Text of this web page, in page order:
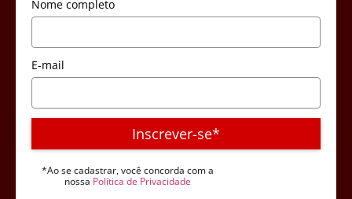
Nome completo
E-mail
Inscrever-se*
*Ao se cadastrar, você concorda com a
nossa Política de Privacidade